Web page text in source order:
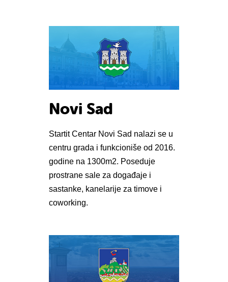
Novi Sad
Startit Centar Novi Sad nalazi se u
centru grada i funkcioniše od 2016.
godine na 1300m2. Poseduje
prostrane sale za događaje i
sastanke, kanelarije za timove i
coworking.